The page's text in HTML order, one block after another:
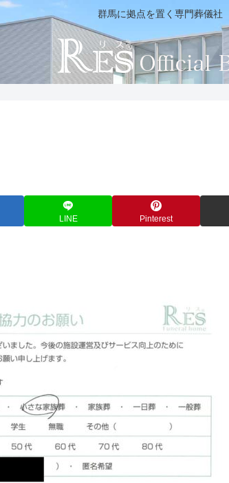
群馬に拠点を置く専門葬儀社
LINE Pinterest